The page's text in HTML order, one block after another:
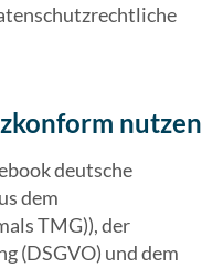
nutzen
deutsche
dem
TMG)), der
(DSGVO) und dem